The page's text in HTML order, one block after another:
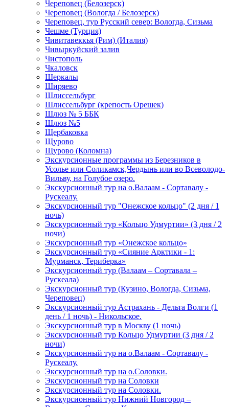
Череповец (Белозерск)
Череповец (Вологда / Белозерск)
Череповец, тур Русский север: Вологда, Сизьма
Чешме (Турция)
Чивитавеккья (Рим) (Италия)
Чивыркуйский залив
Чистополь
Чкаловск
Шеркалы
Ширяево
Шлиссельбург
Шлиссельбург (крепость Орешек)
Шлюз № 5 ББК
Шлюз №5
Щербаковка
Щурово
Щурово (Коломна)
Экскурсионные программы из Березников в
Усолье или Соликамск,Чердынь или во Всеволодо-
Вильву, на Голубое озеро.
Экскурсионный тур на о.Валаам - Сортавалу -
Рускеалу.
Экскурсионный тур "Онежское кольцо" (2 дня / 1
ночь)
Экскурсионный тур «Кольцо Удмуртии» (3 дня / 2
ночи)
Экскурсионный тур «Онежское кольцо»
Экскурсионный тур «Сияние Арктики - 1:
Мурманск, Териберка»
Экскурсионный тур (Валаам – Сортавала –
Рускеала)
Экскурсионный тур (Кузино, Вологда, Сизьма,
Череповец)
Экскурсионный тур Астрахань - Дельта Волги (1
день / 1 ночь) - Никольское.
Экскурсионный тур в Москву (1 ночь)
Экскурсионный тур Кольцо Удмуртии (3 дня / 2
ночи)
Экскурсионный тур на о.Валаам - Сортавалу -
Рускеалу.
Экскурсионный тур на о.Соловки.
Экскурсионный тур на Соловки
Экскурсионный тур на Соловки.
Экскурсионный тур Нижний Новгород –